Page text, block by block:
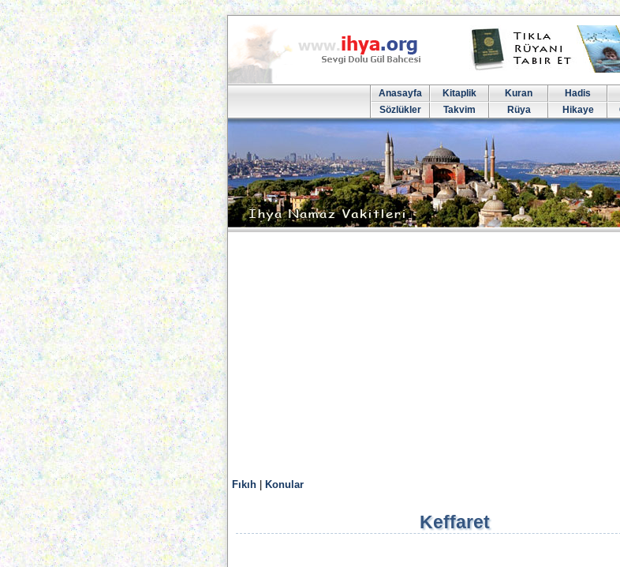
Anasayfa Kitaplik Kuran Hadis
Sözlükler
Takvim Rüya Hikaye
Fıkıh Konular
Keffaret